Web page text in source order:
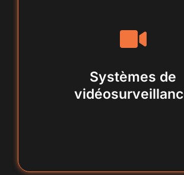
Systèmes de
caméras IP, enregistreurs,